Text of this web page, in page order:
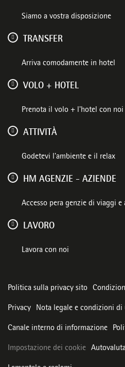
Siamo a vostra disposizione
TRANSFER
Arriva comodamente in hotel
VOLO + HOTEL
Prenota il volo + l'hotel con noi
ATTIVITÀ
Godetevi l'ambiente e il relax
HM AGENZIE - AZIENDE
Accesso pera genzie di viaggi e
LAVORO
Lavora con noi
Politica sulla privacy sito
Privacy Nota legale e condizioni
Canale interno di informazione
Impostazione dei cookie